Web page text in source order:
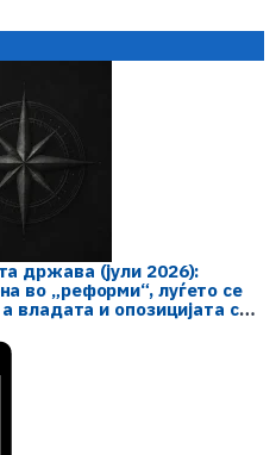
држава (јули 2026):
во „реформи“, луѓето се
владата и опозицијата се
тоне во „достоинство“ и